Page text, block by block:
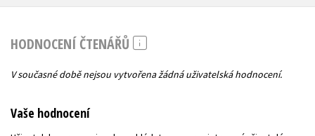
HODNOCENÍ ČTENÁŘŮ
V současné době nejsou vytvořena žádná uživatelská hodnocení.
Vaše hodnocení